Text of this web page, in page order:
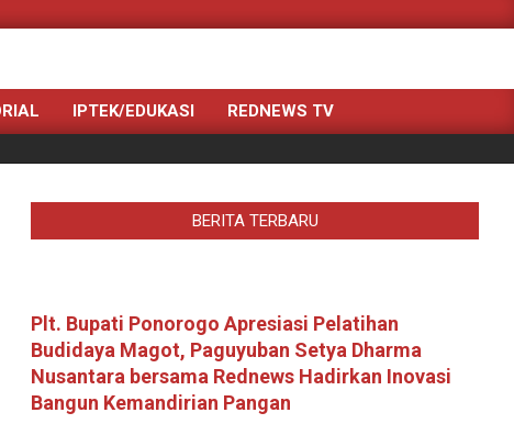
IPTEK/EDUKASI REDNEWS TV
BERITA TERBARU
Plt. Bupati Ponorogo Apresiasi Pelatihan
Budidaya Magot, Paguyuban Setya Dharma
Nusantara bersama Rednews Hadirkan Inovasi
Bangun Kemandirian Pangan